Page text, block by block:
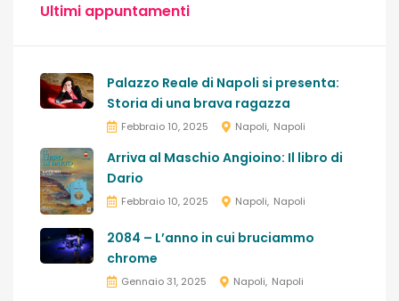
Ultimi appuntamenti
Palazzo Reale di Napoli si presenta:
Storia di una brava ragazza
Febbraio 10, 2025 Napoli Napoli
Arriva al Maschio Angioino: Il libro di
Dario
Febbraio 10, 2025 Napoli Napoli
2084 – L’anno in cui bruciammo
chrome
Gennaio 31, 2025 Napoli Napoli